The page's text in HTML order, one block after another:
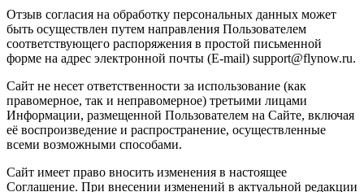
Отзыв согласия на обработку персональных данных может
быть осуществлен путем направления Пользователем
соответствующего распоряжения в простой письменной
форме на адрес электронной почты (E-mail) support@flynow.ru.
Сайт не несет ответственности за использование (как
правомерное, так и неправомерное) третьими лицами
Информации, размещенной Пользователем на Сайте, включая
её воспроизведение и распространение, осуществленные
всеми возможными способами.
Сайт имеет право вносить изменения в настоящее
Соглашение. При внесении изменений в актуальной редакции